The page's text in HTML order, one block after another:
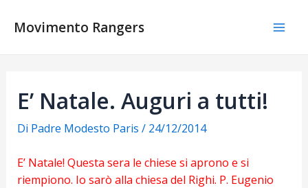
Movimento Rangers
E’ Natale. Auguri a tutti!
Di Padre Modesto Paris / 24/12/2014
E’ Natale! Questa sera le chiese si aprono e si
riempiono. Io sarò alla chiesa del Righi. P. Eugenio